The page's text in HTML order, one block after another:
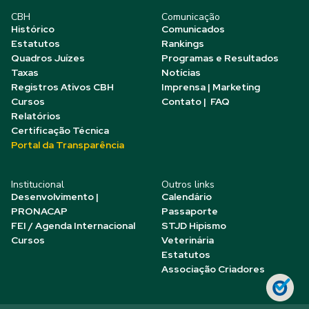
CBH
Histórico
Estatutos
Quadros Juízes
Taxas
Registros Ativos CBH
Cursos
Relatórios
Certificação Técnica
Portal da Transparência
Comunicação
Comunicados
Rankings
Programas e Resultados
Notícias
Imprensa | Marketing
Contato | FAQ
Institucional
Desenvolvimento |
PRONACAP
FEI / Agenda Internacional
Cursos
Outros links
Calendário
Passaporte
STJD Hipismo
Veterinária
Estatutos
Associação Criadores